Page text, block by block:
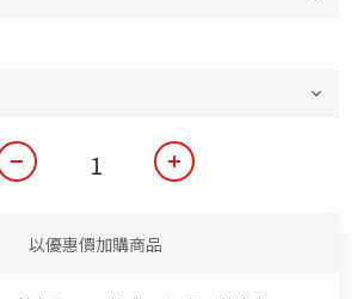
以優惠價加購商品